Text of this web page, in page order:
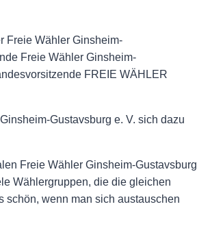
Freie Wähler Ginsheim-
Freie Wähler Ginsheim-
FREIE WÄHLER
Gustavsburg e. V. sich dazu
Freie Wähler Ginsheim-Gustavsburg
Wählergruppen, die die gleichen
schön, wenn man sich austauschen